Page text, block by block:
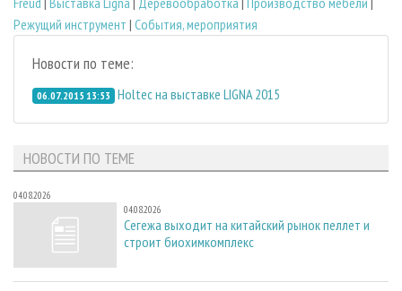
Режущий инструмент | События, мероприятия
Новости по теме:
06.07.2015 13:53 Holtec на выставке LIGNA 2015
НОВОСТИ ПО ТЕМЕ
04.08.2026
04.08.2026
Сегежа выходит на китайский рынок пеллет и
строит биохимкомплекс